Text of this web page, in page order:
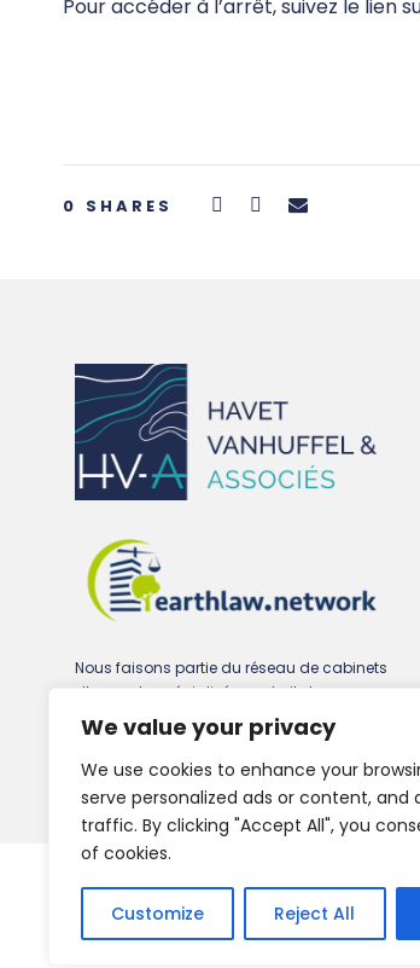
We value your privacy
We use cookies to enhance your
serve personalized ads or content, and
traffic. By clicking "Accept All", you
of cookies.
Customize Reject All
Pour accéder à l’arrêt, suivez le lien
0 SHARES
Nous faisons partie du réseau de cabinets
d’avocats spécialisés en droit de
l’urbanisme, de l’environnement et de
l’immobilier earthlaw.network
Copyright 2021 HV-A, All Right